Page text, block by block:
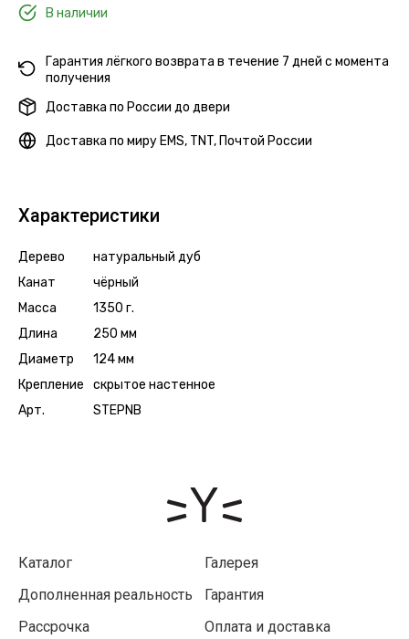
В наличии
Гарантия лёгкого возврата в течение 7 дней с момента
получения
Доставка по России до двери
Доставка по миру EMS, TNT, Почтой России
Характеристики
Дерево
натуральный дуб
Канат
чёрный
Масса
1350 г.
Длина
250 мм
Диаметр
124 мм
Крепление
скрытое настенное
Арт.
STEPNB
Каталог
Галерея
Дополненная реальность
Гарантия
Рассрочка
Оплата и доставка